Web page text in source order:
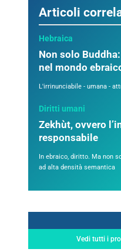
Articoli
Hebraica
Non solo
nel mondo
L'irrinunciabile - umana -
Diritti umani
Zekhùt, ovvero
responsabile
In ebraico, diritto. Ma non
ad alta densità semantica
Vedi tutti i